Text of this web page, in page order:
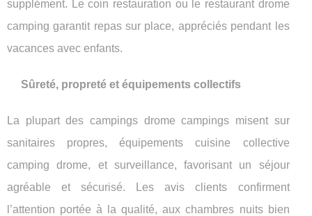
supplément. Le coin restauration ou le restaurant drome
camping garantit repas sur place, appréciés pendant les
vacances avec enfants.
Sûreté, propreté et équipements collectifs
La plupart des campings drome campings misent sur
sanitaires propres, équipements cuisine collective
camping drome, et surveillance, favorisant un séjour
agréable et sécurisé. Les avis clients confirment
l’attention portée à la qualité, aux chambres nuits bien